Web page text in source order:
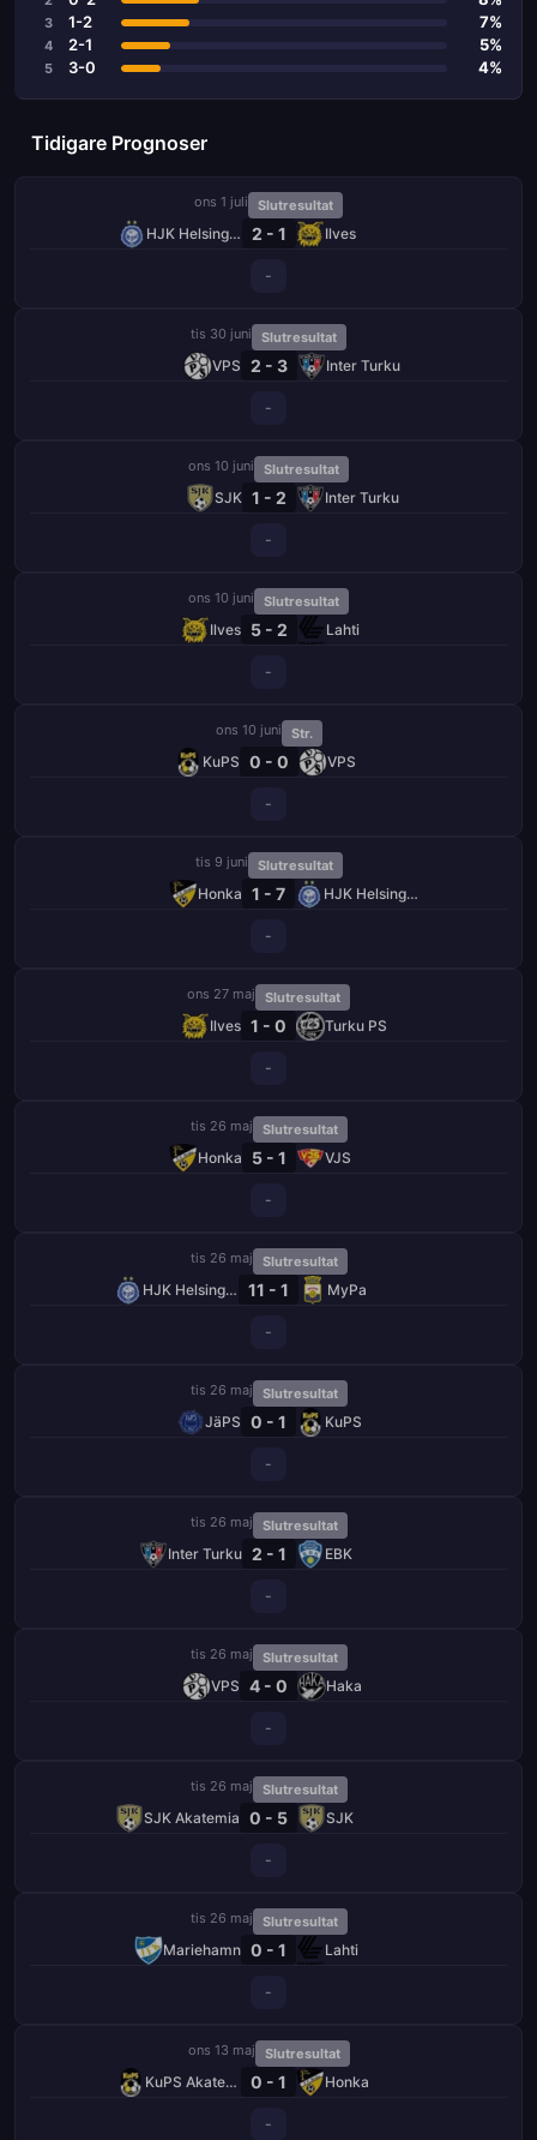
3 1-2 7%
4 2-1 5%
5 3-0 4%
Tidigare Prognoser
ons 1 juli Slutresultat
HJK Helsingfors 2 - 1 Ilves
-
tis 30 juni Slutresultat
VPS 2 - 3 Inter Turku
-
ons 10 juni Slutresultat
SJK 1 - 2 Inter Turku
-
ons 10 juni Slutresultat
Ilves 5 - 2 Lahti
-
ons 10 juni Str.
KuPS 0 - 0 VPS
-
tis 9 juni Slutresultat
Honka 1 - 7 HJK Helsingfors
-
ons 27 maj Slutresultat
Ilves 1 - 0 Turku PS
-
tis 26 maj Slutresultat
Honka 5 - 1 VJS
-
tis 26 maj Slutresultat
HJK Helsingfors 11 - 1 MyPa
-
tis 26 maj Slutresultat
JäPS 0 - 1 KuPS
-
tis 26 maj Slutresultat
Inter Turku 2 - 1 EBK
-
tis 26 maj Slutresultat
VPS 4 - 0 Haka
-
tis 26 maj Slutresultat
SJK Akatemia 0 - 5 SJK
-
tis 26 maj Slutresultat
Mariehamn 0 - 1 Lahti
-
ons 13 maj Slutresultat
KuPS Akatemia 0 - 1 Honka
-